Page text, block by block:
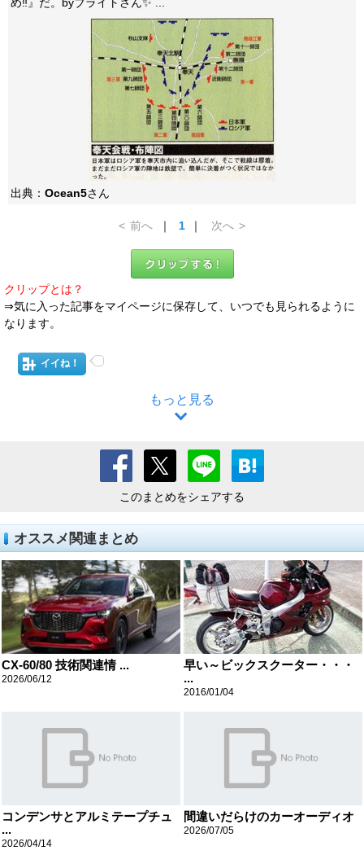
出典： Ocean5さん
< 前へ ｜ 1 ｜ 次へ >
クリップとは？
⇒気に入った記事をマイページに保存して、いつでも見られるように
なります。
イイね！
もっと見る
このまとめをシェアする
オススメ関連まとめ
CX-60/80 技術関連情 ...
2026/06/12
早い～ビックスクーター・・・
...
2016/01/04
コンデンサとアルミテープチュ
...
2026/04/14
間違いだらけのカーオーディオ
2026/07/05